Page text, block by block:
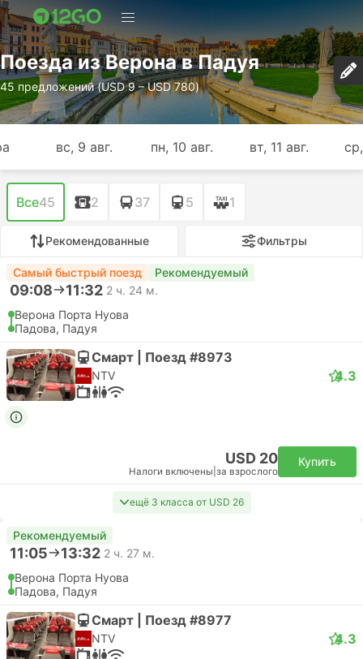
Поезда из Верона в Падуя
45 предложений (USD 9 – USD 780)
вс, 9 авг. пн, 10 авг. вт, 11 авг.
Все45 2 37 5 1
Рекомендованные Фильтры
Самый быстрый поезд Рекомендуемый
09:08 11:32 2 ч. 24 м.
Верона Порта Нуова
Падова, Падуя
Смарт | Поезд #8973
NTV 4.3
USD 20
Налоги включены за взрослого
Купить
ещё 3 класса от USD 26
Рекомендуемый
11:05 13:32 2 ч. 27 м.
Верона Порта Нуова
Падова, Падуя
Смарт | Поезд #8977
NTV 4.3